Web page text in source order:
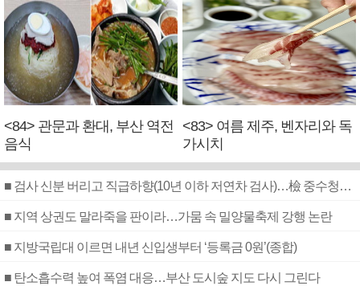
<84> 관문과 환대, 부산 역전
음식
<83> 여름 제주, 벤자리와 독
가시치
■ 검사 신분 버리고 직급하향(10년 이하 저연차 검사)…檢 중수청행 기피
■ 지역 상권도 말라죽을 판이라…가뭄 속 밀양물축제 강행 논란
■ 지방국립대 이르면 내년 신입생부터 ‘등록금 0원’(종합)
■ 탄소흡수력 높여 폭염 대응…부산 도시숲 지도 다시 그린다